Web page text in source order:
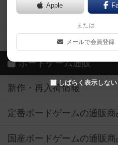
Apple
または
メールで会員登録
しばらく表示しない
ボードゲーム業界コラム
ボドゲーマご利用案内
ボードゲーム通販
新作・再入荷情報
定番ボードゲームの通販商
国産ボードゲームの通販商